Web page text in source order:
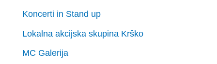
Koncerti in Stand up
Lokalna akcijska skupina Krško
MC Galerija